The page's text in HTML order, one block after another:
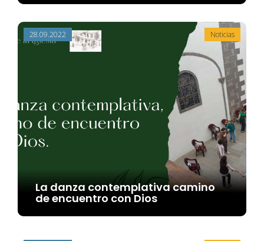
28.09.2022 Noticias
La danza contemplativa camino
de encuentro con Dios